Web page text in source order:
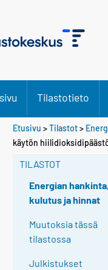
Tilastotieto
Etusivu >Tilastot>
käytön
TILASTOT
Energian hankinta,
kulutus ja hinnat
Muutoksia tässä
tilastossa
Julkistukset